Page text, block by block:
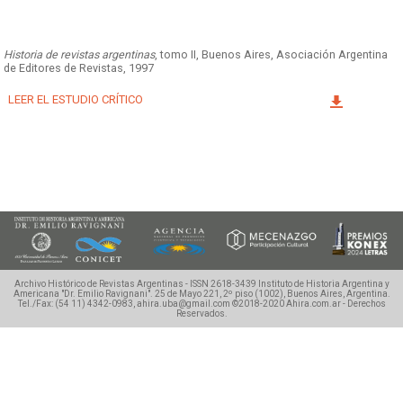
Facebook
Instagram
Twitter
Mail
Historia de revistas argentinas, tomo II, Buenos Aires, Asociación Argentina
de Editores de Revistas, 1997
LEER EL ESTUDIO CRÍTICO
Archivo Histórico de Revistas Argentinas - ISSN 2618-3439
Instituto de Historia Argentina y
Americana "Dr. Emilio Ravignani". 25 de Mayo 221, 2º piso (1002), Buenos Aires, Argentina.
Tel./Fax: (54 11) 4342-0983, ahira.uba@gmail.com ©2018-2020 Ahira.com.ar - Derechos
Reservados.